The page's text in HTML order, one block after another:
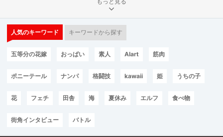
もっと見る
人気のキーワード キーワードから探す
五等分の花嫁 おっぱい 素人 AIart 筋肉
ポニーテール ナンパ 格闘技 kawaii 姫 うちの子
花 フェチ 田舎 海 夏休み エルフ 食べ物
街角インタビュー バトル